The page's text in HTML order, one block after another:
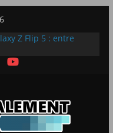
Z Flip 5 : entre
[Notre Avis]
McLaren P1